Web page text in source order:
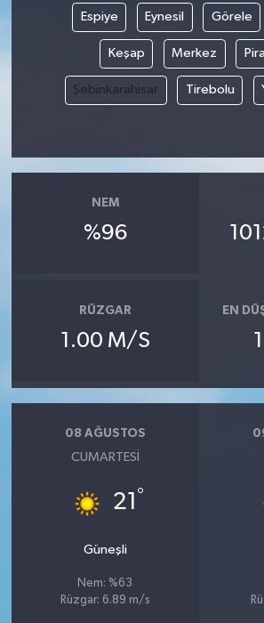
Espiye Eynesil Görele
Keşap Merkez
Şebinkarahisar Tirebolu
NEM
%96
RÜZGAR
1.00 M/S
EN
08 AĞUSTOS
CUMARTESI
21 °
Güneşli
Nem: %63
Rüzgar: 6.89 m/s